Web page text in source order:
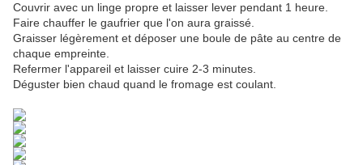
Couvrir avec un linge propre et laisser lever pendant 1 heure.
Faire chauffer le gaufrier que l'on aura graissé.
Graisser légèrement et déposer une boule de pâte au centre de
chaque empreinte.
Refermer l'appareil et laisser cuire 2-3 minutes.
Déguster bien chaud quand le fromage est coulant.